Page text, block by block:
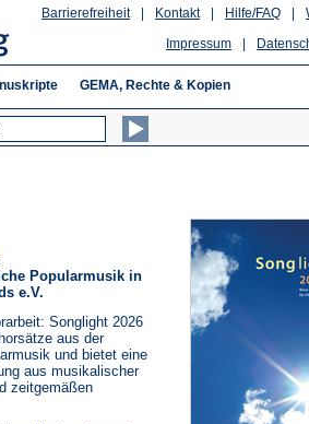
Hilfe/FAQ
Kontakt
Barrierefreiheit
Impressum
GEMA, Rechte & Kopien
Popularmusik in
e.V.
Songlight 2026
aus der
und bietet eine
aus musikalischer
zeitgemäßen